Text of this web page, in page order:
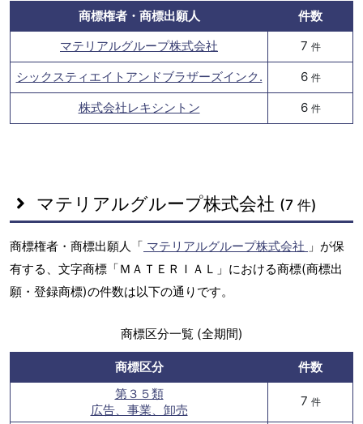
商標権者・商標出願人
件数
マテリアルグループ株式会社
7 件
シックスティエイトアンドブラザーズインク. 6 件
株式会社レキシントン 6 件
マテリアルグループ株式会社 (7 件)
商標権者・商標出願人「 マテリアルグループ株式会社 」が保
有する、文字商標「ＭＡＴＥＲＩＡＬ」における商標(商標出
願・登録商標)の件数は以下の通りです。
商標区分一覧 (全期間)
商標区分
件数
第３５類
広告、事業、卸売
7 件